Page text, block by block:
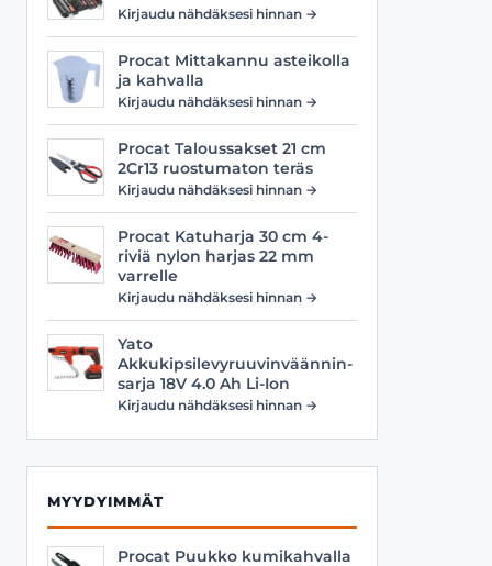
Vyöt
Kirjaudu nähdäksesi hinnan →
Procat Mittakannu asteikolla
ja kahvalla
Kirjaudu nähdäksesi hinnan →
Procat Taloussakset 21 cm
2Cr13 ruostumaton teräs
Kirjaudu nähdäksesi hinnan →
Procat Katuharja 30 cm 4-
riviä nylon harjas 22 mm
varrelle
Kirjaudu nähdäksesi hinnan →
Yato
Akkukipsilevyruuvinväännin-
sarja 18V 4.0 Ah Li-Ion
Kirjaudu nähdäksesi hinnan →
MYYDYIMMÄT
Procat Puukko kumikahvalla